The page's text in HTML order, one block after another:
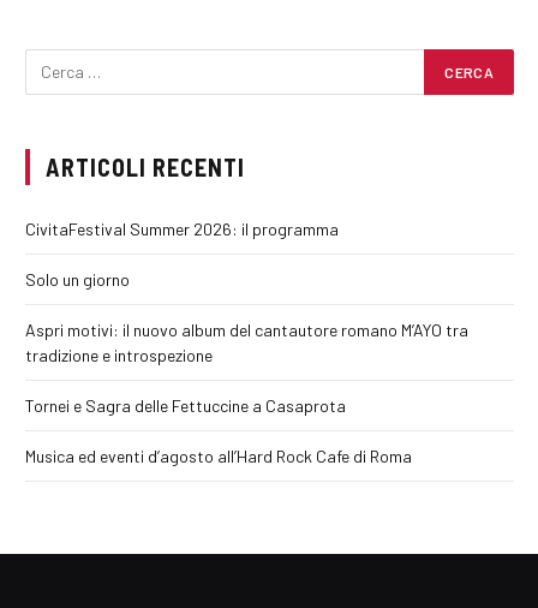
ARTICOLI RECENTI
CivitaFestival Summer 2026: il programma
Solo un giorno
Aspri motivi: il nuovo album del cantautore romano M’AYO tra
tradizione e introspezione
Tornei e Sagra delle Fettuccine a Casaprota
Musica ed eventi d’agosto all’Hard Rock Cafe di Roma